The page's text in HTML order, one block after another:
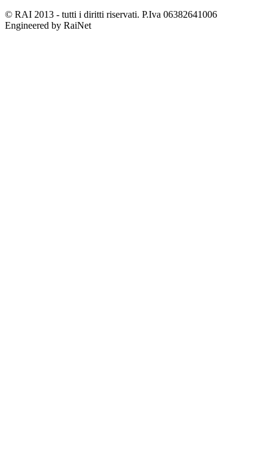
© RAI 2013 - tutti i diritti riservati. P.Iva 06382641006
Engineered by RaiNet